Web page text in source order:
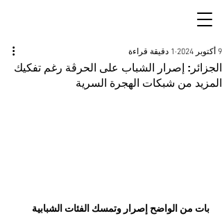
الجزائر: إصرار الشباب على الحرڤة رغم تفكيك
المزيد من شبكات الهجرة السرية
9 أكتوبر 2024 1 دقيقة قراءة
بات من الواضح إصرار وتمسك الفئات الشبابية